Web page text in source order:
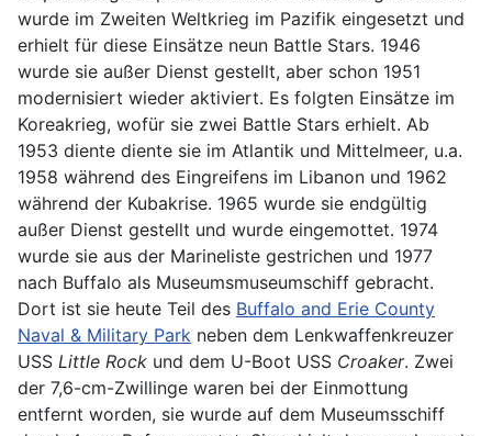
wurde im Zweiten Weltkrieg im Pazifik eingesetzt und
erhielt für diese Einsätze neun Battle Stars. 1946
wurde sie außer Dienst gestellt, aber schon 1951
modernisiert wieder aktiviert. Es folgten Einsätze im
Koreakrieg, wofür sie zwei Battle Stars erhielt. Ab
1953 diente diente sie im Atlantik und Mittelmeer, u.a.
1958 während des Eingreifens im Libanon und 1962
während der Kubakrise. 1965 wurde sie endgültig
außer Dienst gestellt und wurde eingemottet. 1974
wurde sie aus der Marineliste gestrichen und 1977
nach Buffalo als Museumsmuseumschiff gebracht.
Dort ist sie heute Teil des Buffalo and Erie County
Naval & Military Park neben dem Lenkwaffenkreuzer
USS Little Rock und dem U-Boot USS Croaker. Zwei
der 7,6-cm-Zwillinge waren bei der Einmottung
entfernt worden, sie wurde auf dem Museumsschiff